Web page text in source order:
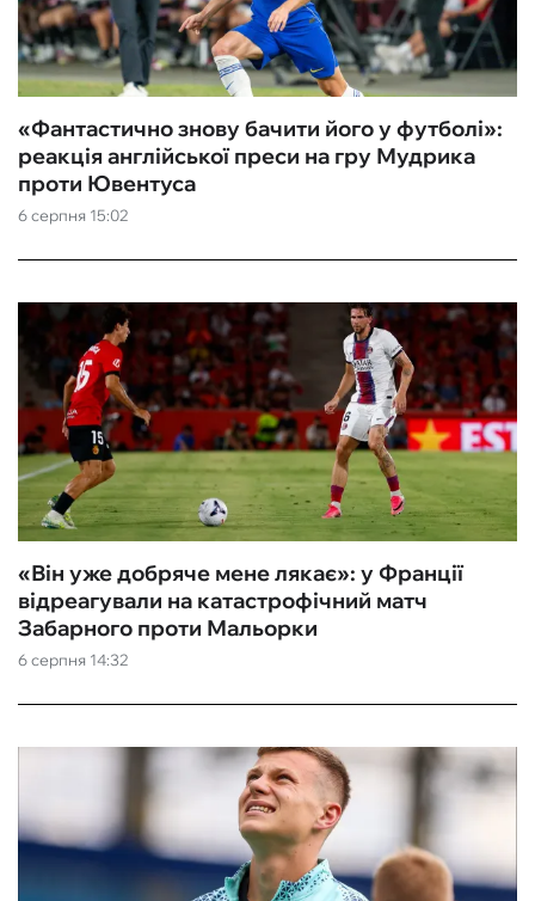
ФУТЗАЛ
БУКМЕКЕРИ
6 серпня 15:02
«Фантастично знову бачити його у футболі»:
реакція англійської преси на гру Мудрика
проти Ювентуса
6 серпня 14:32
«Він уже добряче мене лякає»: у Франції
відреагували на катастрофічний матч
Забарного проти Мальорки